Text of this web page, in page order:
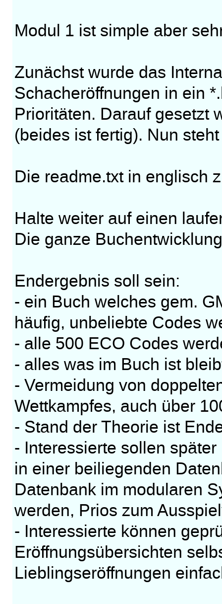
Modul 1 ist simple aber
Zunächst wurde das
Schacheröffnungen in ein
Prioritäten. Darauf gesetzt
(beides ist fertig). Nun
Die readme.txt in englisch
Halte weiter auf einen
Die ganze
Endergebnis soll sein:
- ein Buch welches gem.
häufig, unbeliebte Codes
- alle 500 ECO Codes
- alles was im Buch ist
- Vermeidung von
Wettkampfes, auch über
- Stand der Theorie ist
- Interessierte sollen
in einer beiliegenden
Datenbank im modularen
werden, Prios zum
- Interessierte können
Eröffnungsübersichten
Lieblingseröffnungen